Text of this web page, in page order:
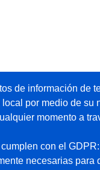
de información de
por medio de su
momento a
con el GDPR:
necesarias para